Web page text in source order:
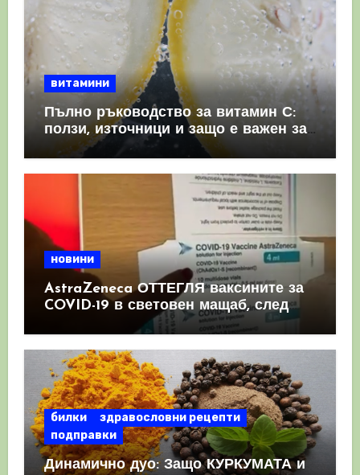
витамини
Пълно ръководство за витамин С:
ползи, източници и защо е важен за
имунната система
новини
AstraZeneca ОТТЕГЛЯ ваксините за
COVID-19 в световен мащаб, след
като призна, че те причиняват
КРЪВНИ съсиреци
билки
здравословни рецепти
подправки
Динамично дуо: Защо КУРКУМАТА и